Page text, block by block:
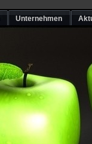
Unternehmen